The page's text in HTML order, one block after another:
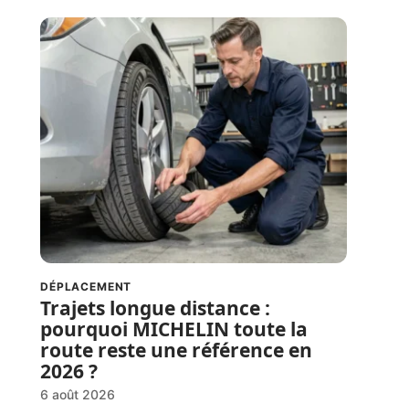
DÉPLACEMENT
Trajets longue distance :
pourquoi MICHELIN toute la
route reste une référence en
2026 ?
6 août 2026